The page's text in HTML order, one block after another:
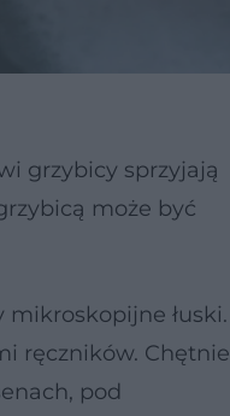
grzybicy sprzyjają
może być
mikroskopijne łuski.
ręczników. Chętnie
pod